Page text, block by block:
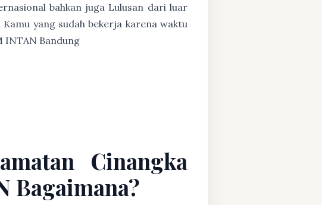
bahkan juga Lulusan dari luar
yang sudah bekerja karena waktu
INTAN Bandung
Cinangka
Bagaimana?